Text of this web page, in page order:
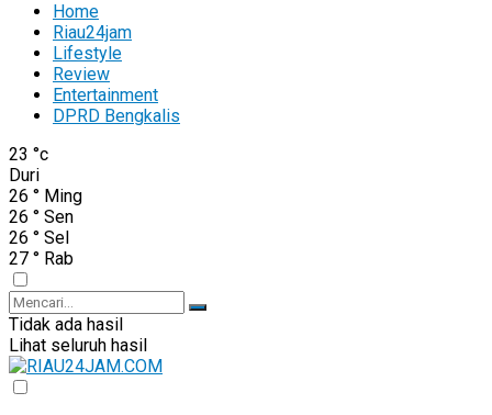
Home
Riau24jam
Lifestyle
Review
Entertainment
DPRD Bengkalis
23 °c
Duri
26 ° Ming
26 ° Sen
26 ° Sel
27 ° Rab
Tidak ada hasil
Lihat seluruh hasil